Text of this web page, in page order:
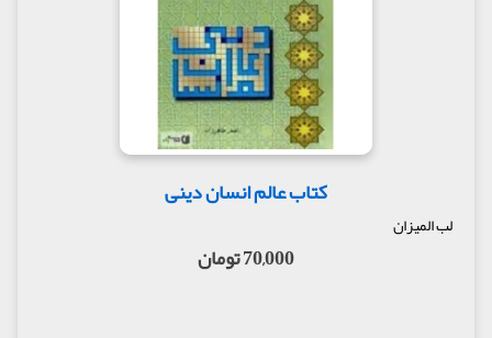
کتاب عالم انسان دینی
لب المیزان
70,000 تومان